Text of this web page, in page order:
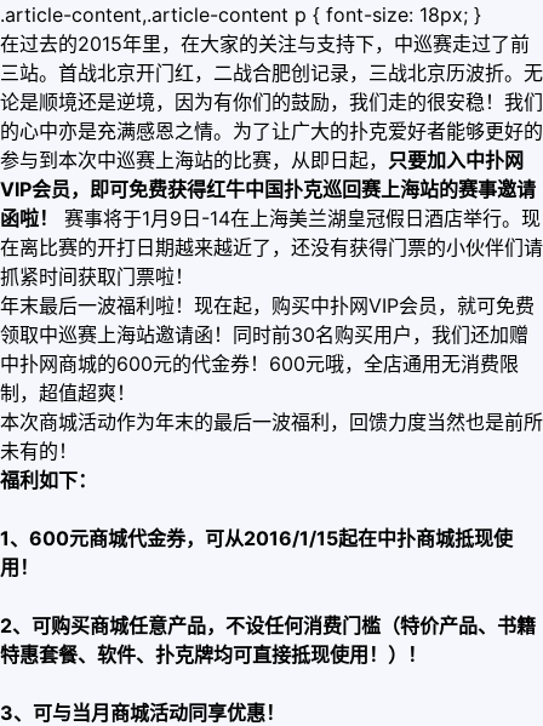
.article-content,.article-content p { font-size: 18px; }
在过去的2015年里，在大家的关注与支持下，中巡赛走过了前
三站。首战北京开门红，二战合肥创记录，三战北京历波折。无
论是顺境还是逆境，因为有你们的鼓励，我们走的很安稳！我们
的心中亦是充满感恩之情。为了让广大的扑克爱好者能够更好的
参与到本次中巡赛上海站的比赛，从即日起， 只要加入中扑网
VIP会员，即可免费获得红牛中国扑克巡回赛上海站的赛事邀请
函啦！
赛事将于1月9日-14在上海美兰湖皇冠假日酒店举行。现
在离比赛的开打日期越来越近了，还没有获得门票的小伙伴们请
抓紧时间获取门票啦！
年末最后一波福利啦！现在起，购买中扑网VIP会员，就可免费
领取中巡赛上海站邀请函！同时前30名购买用户，我们还加赠
中扑网商城的600元的代金券！600元哦，全店通用无消费限
制，超值超爽！
本次商城活动作为年末的最后一波福利，回馈力度当然也是前所
未有的！
福利如下：
1、600元商城代金券，可从2016/1/15起在中扑商城抵现使
用！
2、可购买商城任意产品，不设任何消费门槛（特价产品、书籍
特惠套餐、软件、扑克牌均可直接抵现使用！）！
3、可与当月商城活动同享优惠！